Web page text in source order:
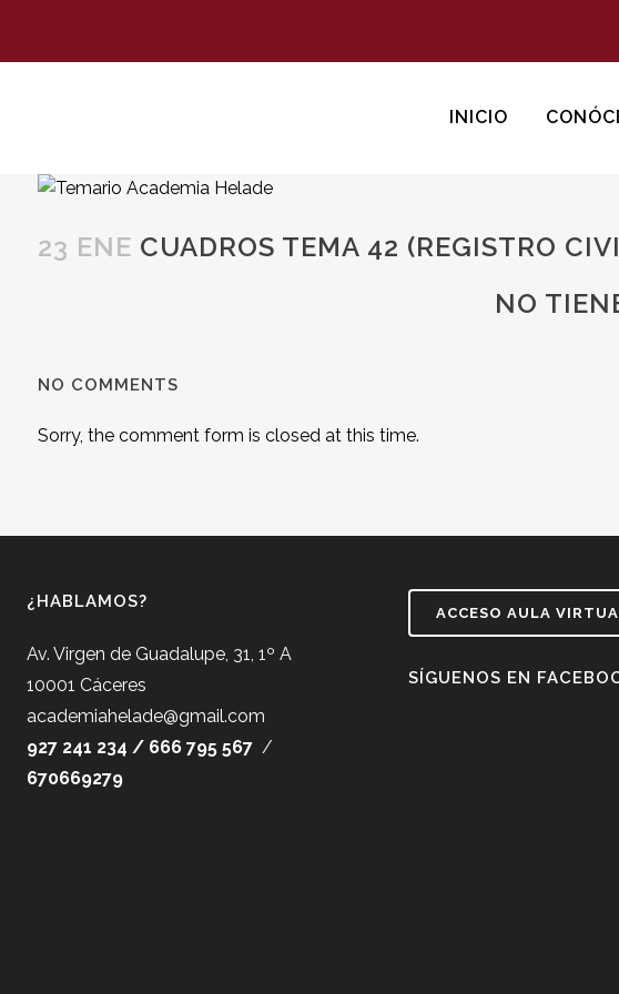
INICIO
23 ENE CUADROS TEMA 42 (REGISTRO
NO
NO COMMENTS
Sorry, the comment form is closed at this time.
¿HABLAMOS?
Av. Virgen de Guadalupe, 31, 1º A
10001 Cáceres
academiahelade@gmail.com
927 241 234 / 666 795 567 /
670669279
ACCESO AULA
SÍGUENOS EN